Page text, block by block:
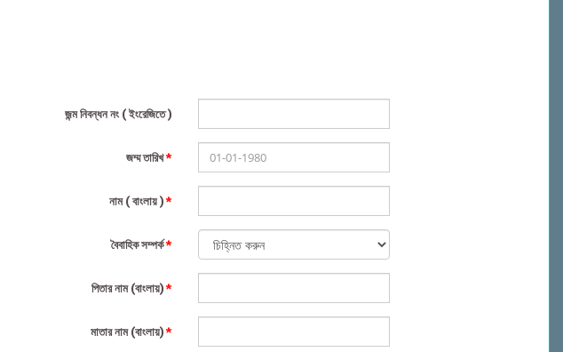
জন্ম নিবন্ধন নং ( ইংরেজিতে )
জম্ম তারিখ*
নাম ( বাংলায় )*
বৈবাহিক সম্পর্ক*
পিতার নাম (বাংলায়)*
মাতার নাম (বাংলায়)*